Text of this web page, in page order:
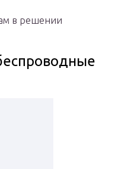
в решении